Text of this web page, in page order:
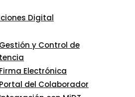
Digital
Gestión y Control de
Firma Electrónica
Portal del Colaborador